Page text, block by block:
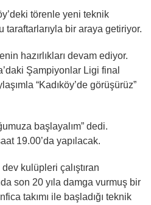
törenle yeni teknik
taraftarlarıyla bir araya getiriyor.
hazırlıkları devam ediyor.
Şampiyonlar Ligi final
“Kadıköy’de görüşürüz”
başlayalım” dedi.
19.00’da yapılacak.
kulüpleri çalıştıran
son 20 yıla damga vurmuş bir
takımı ile başladığı teknik